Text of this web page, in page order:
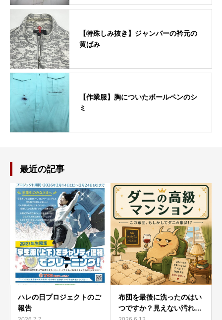
【特殊しみ抜き】ジャンバーの衿元の
黄ばみ
【作業服】胸についたボールペンのシ
ミ
最近の記事
ハレの日プロジェクトのご
報告
布団を最後に洗ったのはい
つですか？見えない汚れ…